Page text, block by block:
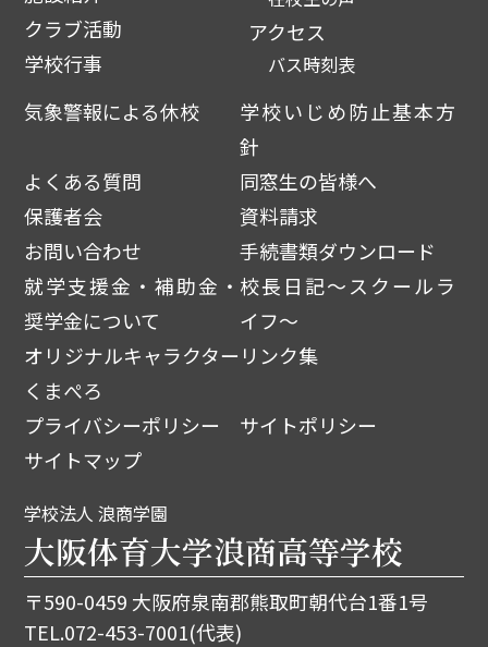
クラブ活動
学校行事
アクセス
バス時刻表
気象警報による休校
学校いじめ防止基本方
針
よくある質問
同窓生の皆様へ
保護者会
資料請求
お問い合わせ
手続書類ダウンロード
就学支援金・補助金・
奨学金について
校長日記～スクールラ
イフ～
オリジナルキャラクター
くまぺろ
リンク集
プライバシーポリシー
サイトポリシー
サイトマップ
学校法人 浪商学園
大阪体育大学浪商高等学校
〒590-0459 大阪府泉南郡熊取町朝代台1番1号
TEL.072-453-7001(代表)